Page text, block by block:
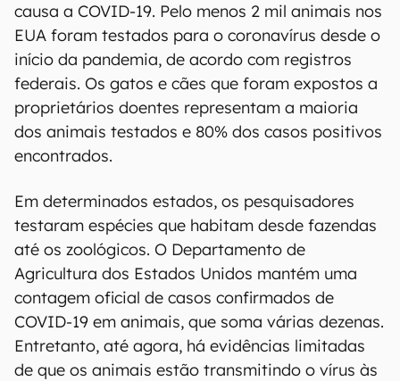
causa a COVID-19. Pelo menos 2 mil animais nos
EUA foram testados para o coronavírus desde o
início da pandemia, de acordo com registros
federais. Os gatos e cães que foram expostos a
proprietários doentes representam a maioria
dos animais testados e 80% dos casos positivos
encontrados.
Em determinados estados, os pesquisadores
testaram espécies que habitam desde fazendas
até os zoológicos. O Departamento de
Agricultura dos Estados Unidos mantém uma
contagem oficial de casos confirmados de
COVID-19 em animais, que soma várias dezenas.
Entretanto, até agora, há evidências limitadas
de que os animais estão transmitindo o vírus às